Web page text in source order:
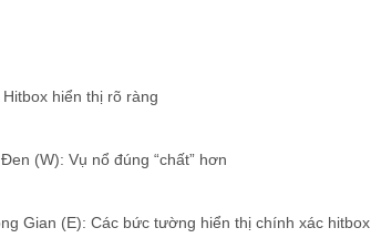
hiển thị rõ ràng
(W): Vụ nổ đúng “chất” hơn
Gian (E): Các bức tường hiển thị chính xác hitbox